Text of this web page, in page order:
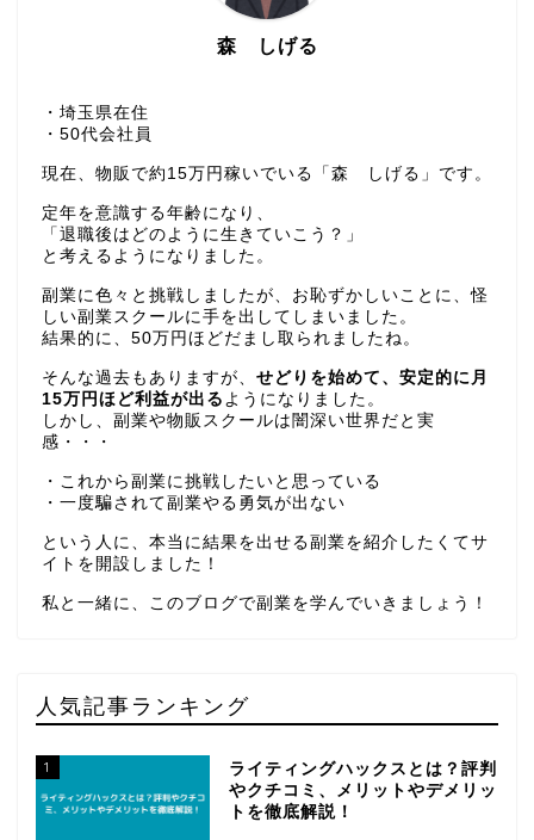
森 しげる
・埼玉県在住
・50代会社員
現在、物販で約15万円稼いでいる「森 しげる」です。
定年を意識する年齢になり、
「退職後はどのように生きていこう？」
と考えるようになりました。
副業に色々と挑戦しましたが、お恥ずかしいことに、怪
しい副業スクールに手を出してしまいました。
結果的に、50万円ほどだまし取られましたね。
そんな過去もありますが、 せどりを始めて、安定的に月
15万円ほど利益が出る ようになりました。
しかし、副業や物販スクールは闇深い世界だと実
感・・・
・これから副業に挑戦したいと思っている
・一度騙されて副業やる勇気が出ない
という人に、本当に結果を出せる副業を紹介したくてサ
イトを開設しました！
私と一緒に、このブログで副業を学んでいきましょう！
人気記事ランキング
1
ライティングハックスとは？評判
やクチコミ、メリットやデメリッ
トを徹底解説！